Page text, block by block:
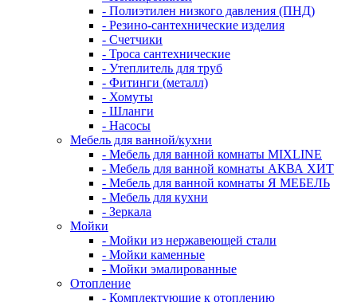
- Полиэтилен низкого давления (ПНД)
- Резино-сантехнические изделия
- Счетчики
- Троса сантехнические
- Утеплитель для труб
- Фитинги (металл)
- Хомуты
- Шланги
- Насосы
Мебель для ванной/кухни
- Мебель для ванной комнаты MIXLINE
- Мебель для ванной комнаты АКВА ХИТ
- Мебель для ванной комнаты Я МЕБЕЛЬ
- Мебель для кухни
- Зеркала
Мойки
- Мойки из нержавеющей стали
- Мойки каменные
- Мойки эмалированные
Отопление
- Комплектующие к отоплению